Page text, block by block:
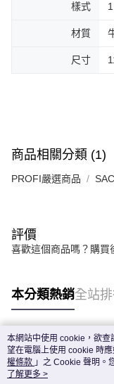
樣式
材質
尺寸
商品相關分類 (1)
PROFI嚴選商品
評價
喜歡這個商品嗎？購買
本分類熱銷全站
熱門標籤
本網站中使用 cookie，欲
望在電腦上使用 cookie 時
權條款 」之 Cookie 聲明。
用條款之 Cookie 聲明使用
了解更多 >